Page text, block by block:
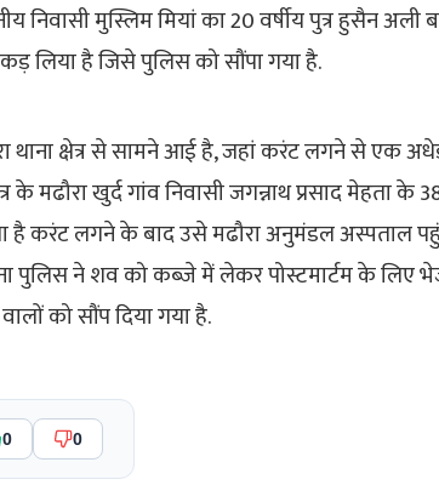
निवासी मुस्लिम मियां का 20 वर्षीय पुत्र हुसैन अली
लिया है जिसे पुलिस को सौंपा गया है.
थाना क्षेत्र से सामने आई है, जहां करंट लगने से एक
के मढौरा खुर्द गांव निवासी जगन्नाथ प्रसाद मेहता के
है करंट लगने के बाद उसे मढौरा अनुमंडल अस्पताल
पुलिस ने शव को कब्जे में लेकर पोस्टमार्टम के लिए
को सौंप दिया गया है.
0 0